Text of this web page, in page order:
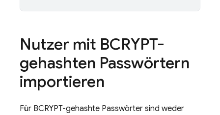
Nutzer mit BCRYPT-
gehashten Passwörtern
importieren
Für BCRYPT-gehashte Passwörter sind weder